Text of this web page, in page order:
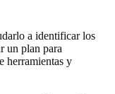
a identificar los
un plan para
herramientas y